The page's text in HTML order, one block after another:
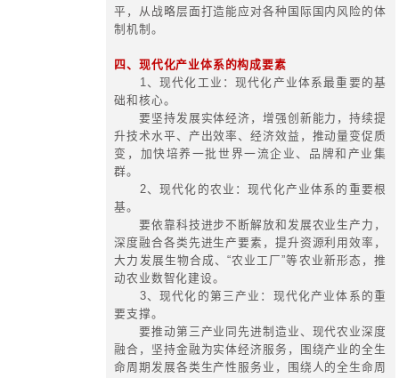
点放在实体经济上，为实现第二个百
供坚强物质支撑”。
产业体系的现代化是现代化的核
打造自主可控、安全可靠、竞争力强
体系，夯实全面建设社会主义现代化
术基础。
一、现代化产业体系的三个基本特征
1、数智化特征——把握新科技革
建设现代化产业体系，必须充分
能、生命科学、新能源等前沿技术领
破，实现产业体系的智能化转型，持
的深度和广度，抢占全球产业体系智
高点。
2、低碳化特征——实现人与自然
必然要求。